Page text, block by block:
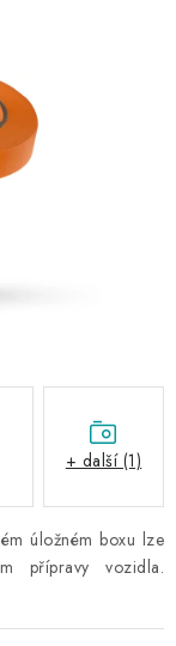
úložném boxu lze
přípravy vozidla.
+ další (1)